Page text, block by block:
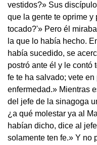
vestidos?» Sus
que la gente te oprime y
tocado?'» Pero él
la que lo había hecho.
había sucedido, se
postró ante él y le contó
fe te ha salvado; vete
enfermedad.» Mientras
del jefe de la sinagoga
¿a qué molestar ya al
habían dicho, dice al
solamente ten fe.» Y no